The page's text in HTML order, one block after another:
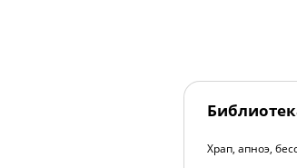
Храп, апноэ,